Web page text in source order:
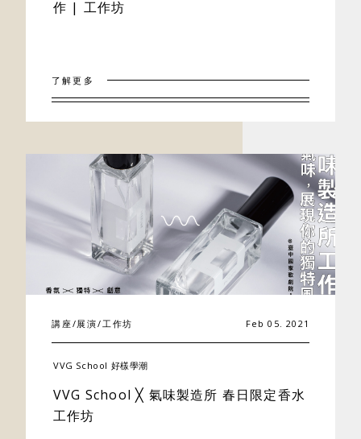
作 | 工作坊
了解更多
講座/展演/工作坊 Feb 05. 2021
VVG School 好樣學潮
VVG School ╳ 氣味製造所 春日限定香水
工作坊